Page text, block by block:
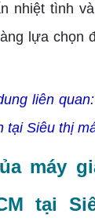
nhiệt tình
lựa chọn
liên quan:
tại Siêu thị
máy
tại